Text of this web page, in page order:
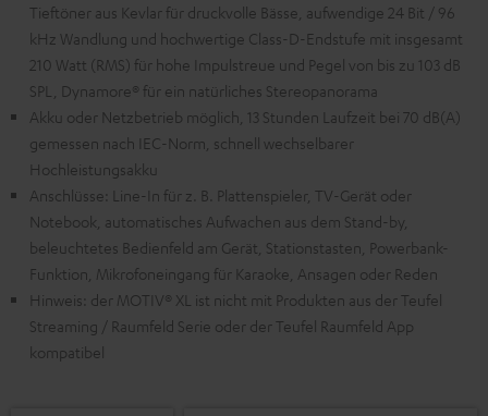
Tieftöner aus Kevlar für druckvolle Bässe, aufwendige 24 Bit / 96
kHz Wandlung und hochwertige Class-D-Endstufe mit insgesamt
210 Watt (RMS) für hohe Impulstreue und Pegel von bis zu 103 dB
SPL, Dynamore® für ein natürliches Stereopanorama
Akku oder Netzbetrieb möglich, 13 Stunden Laufzeit bei 70 dB(A)
gemessen nach IEC-Norm, schnell wechselbarer
Hochleistungsakku
Anschlüsse: Line-In für z. B. Plattenspieler, TV-Gerät oder
Notebook, automatisches Aufwachen aus dem Stand-by,
beleuchtetes Bedienfeld am Gerät, Stationstasten, Powerbank-
Funktion, Mikrofoneingang für Karaoke, Ansagen oder Reden
Hinweis: der MOTIV® XL ist nicht mit Produkten aus der Teufel
Streaming / Raumfeld Serie oder der Teufel Raumfeld App
kompatibel